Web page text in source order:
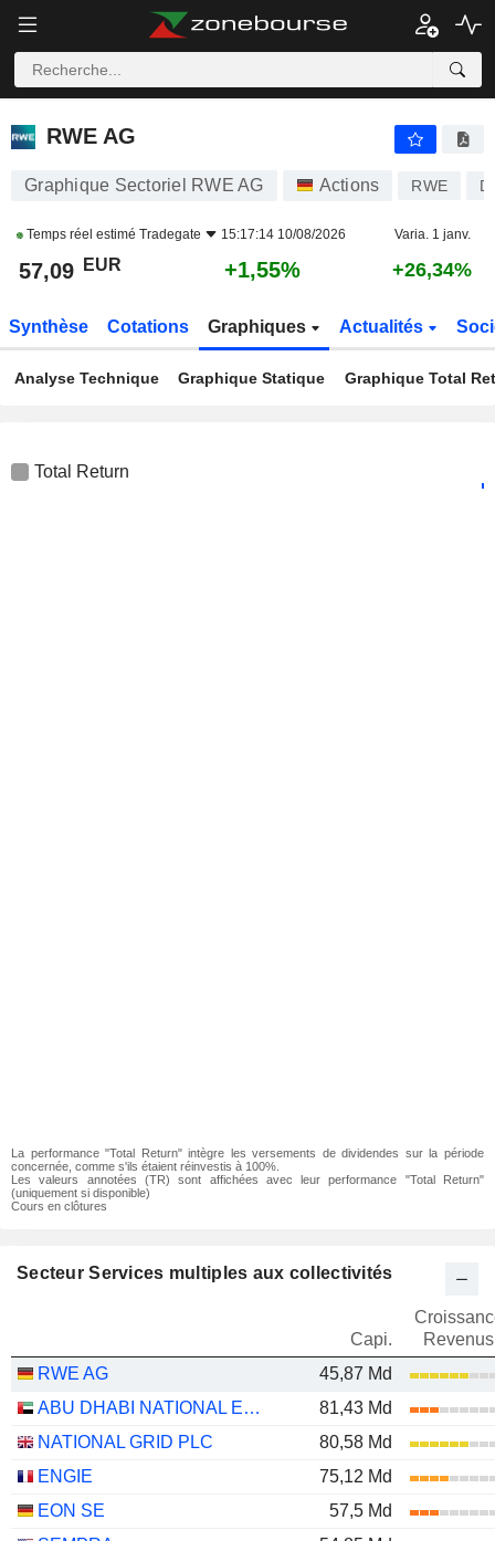
RWE AG
RWE AG
Graphique Sectoriel RWE AG Actions RWE
Temps réel estimé Tradegate 15:17:14 10/08/2026 Varia. 1 janv.
57,09 EUR +1,55% +26,34%
Synthèse Cotations Graphiques Actualités
Analyse Technique Graphique Statique Graphique Total
Total Return
La performance "Total Return" intègre les versements de dividendes sur la période
concernée, comme s'ils étaient réinvestis à 100%.
Les valeurs annotées (TR) sont affichées avec leur performance "Total Return"
(uniquement si disponible)
Cours en clôtures
Secteur Services multiples aux collectivités
Capi.
Revenus
RWE AG
45,87 Md
ABU DHABI NATIONAL ENERGY COMPANY
81,43 Md
NATIONAL GRID PLC
80,58 Md
ENGIE
75,12 Md
EON SE
57,5 Md